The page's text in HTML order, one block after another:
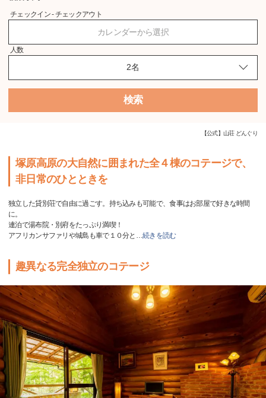
チェックイン - チェックアウト
カレンダーから選択
人数
検索
【公式】山荘 どんぐり
塚原高原の大自然に囲まれた全４棟のコテージで、
非日常のひとときを
独立した貸別荘で自由に過ごす。持ち込みも可能で、食事はお部屋で好きな時間
に。
連泊で湯布院・別府をたっぷり満喫！
アフリカンサファリや城島も車で１０分と …続きを読む
趣異なる完全独立のコテージ